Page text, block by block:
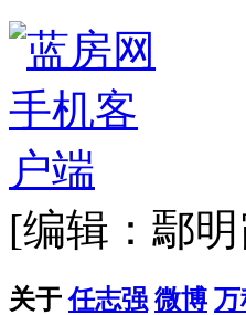
[编辑：鄢
关于 任志强 微博 万